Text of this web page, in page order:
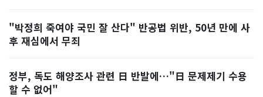
"박정희 죽여야 국민 잘 산다" 반공법 위반, 50년 만에 사
후 재심에서 무죄
정부, 독도 해양조사 관련 日 반발에…"日 문제제기 수용
할 수 없어"